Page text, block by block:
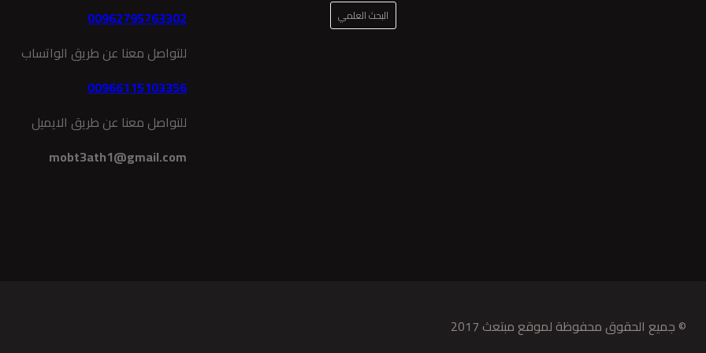
البحث العلمي
00962795763302
للتواصل معنا عن طريق الواتساب
00966115103356
للتواصل معنا عن طريق الايميل
mobt3ath1@gmail.com
© جميع الحقوق محفوظة لموقع مبتعث 2017